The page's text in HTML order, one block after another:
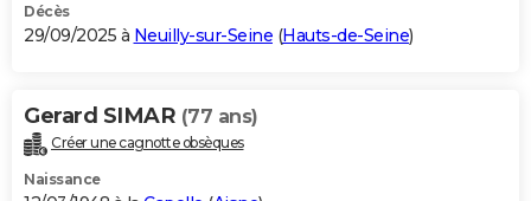
Décès
29/09/2025 à Neuilly-sur-Seine (Hauts-de-Seine)
Gerard SIMAR (77 ans)
Créer une cagnotte obsèques
Naissance